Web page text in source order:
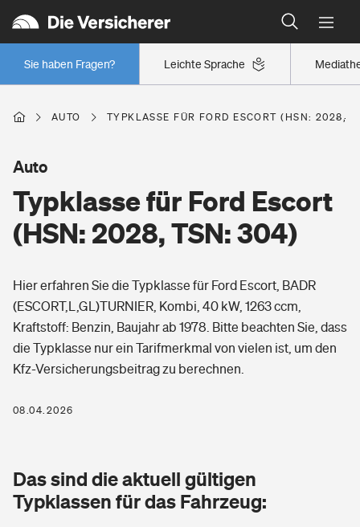
Leichte Sprache
Sie haben Fragen?
Wer versichert was: Jetzt Versicherer finden
Regionalklassen: So ist Ihre Region eingestuft
Wer versichert was: Jetzt Versicherer finden
Berufsunfähigkeitsversicherung
Erwerbsunfähigkeitsversicherung
Grundfähigkeitsversicherung
Arbeitsrechtsschutz
Berufshaftpflichtversicherung
Zur Übersicht
Tools
Wohnen
Elementarversicherung
Glasversicherung
Freizeit
Pri­vate Haft­pflicht­
Kinderunfall­ver­si­che­rung
Gesundheit
Private Krankenversicherung
Dread-Disease-Versicherung
AUTO TYPKLASSE FÜR FORD ESCORT (HSN: 2028,
Typklasse für Ford Escort
(HSN: 2028, TSN: 304)
Auto
Hier erfahren Sie die Typklasse für Ford Escort, BADR
(ESCORT,L,GL)TURNIER, Kombi, 40 kW, 1263 ccm,
Kraftstoff: Benzin, Baujahr ab 1978. Bitte beachten Sie, dass
die Typklasse nur ein Tarifmerkmal von vielen ist, um den
Kfz-Versicherungsbeitrag zu berechnen.
08.04.2026
Das sind die aktuell gültigen
Typklassen für das Fahrzeug: